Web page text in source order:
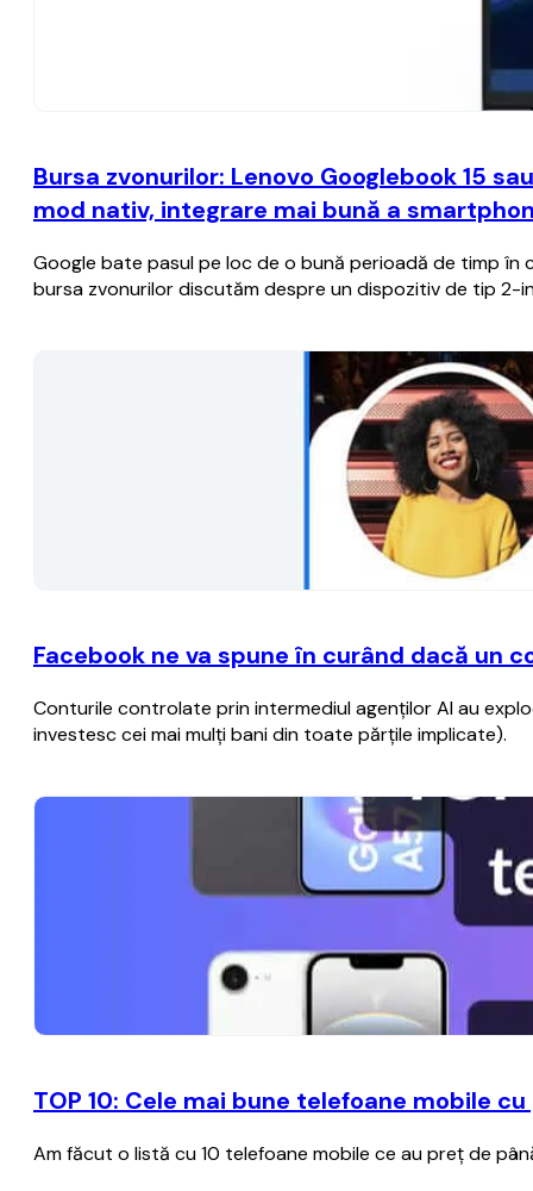
Bursa zvonurilor: Lenovo Googlebook 15
mod nativ, integrare mai bună a
Google bate pasul pe loc de o bună perioadă de timp în
bursa zvonurilor discutăm despre un dispozitiv de tip 2-
Facebook ne va spune în curând dacă un
Conturile controlate prin intermediul agenţilor AI au
investesc cei mai mulţi bani din toate părţile implicate).
TOP 10: Cele mai bune telefoane mobile
Am făcut o listă cu 10 telefoane mobile ce au preț de